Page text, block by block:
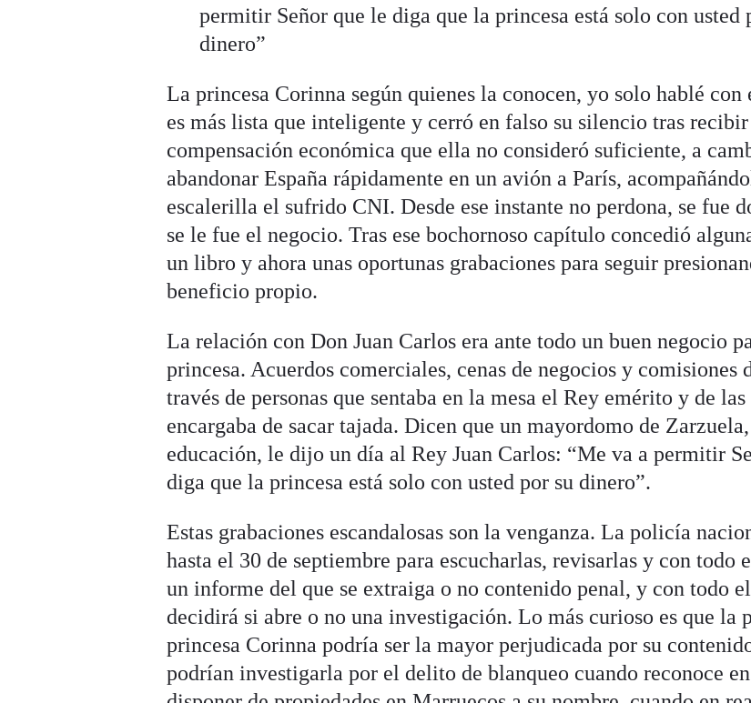
permitir Señor que le diga que la princesa está solo con usted
dinero”
La princesa Corinna según quienes la conocen, yo solo hablé con
es más lista que inteligente y cerró en falso su silencio tras recibir
compensación económica que ella no consideró suficiente, a
abandonar España rápidamente en un avión a París,
escalerilla el sufrido CNI. Desde ese instante no perdona, se fue
se le fue el negocio. Tras ese bochornoso capítulo concedió
un libro y ahora unas oportunas grabaciones para seguir
beneficio propio.
La relación con Don Juan Carlos era ante todo un buen negocio
princesa. Acuerdos comerciales, cenas de negocios y comisiones
través de personas que sentaba en la mesa el Rey emérito y de
encargaba de sacar tajada. Dicen que un mayordomo de
educación, le dijo un día al Rey Juan Carlos: “Me va a permitir
diga que la princesa está solo con usted por su dinero”.
Estas grabaciones escandalosas son la venganza. La policía
hasta el 30 de septiembre para escucharlas, revisarlas y con todo
un informe del que se extraiga o no contenido penal, y con todo
decidirá si abre o no una investigación. Lo más curioso es que la
princesa Corinna podría ser la mayor perjudicada por su
podrían investigarla por el delito de blanqueo cuando reconoce